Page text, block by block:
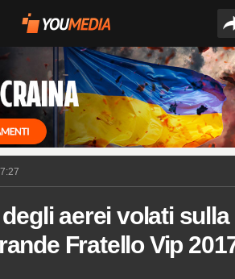
aerei volati sulla
Fratello Vip